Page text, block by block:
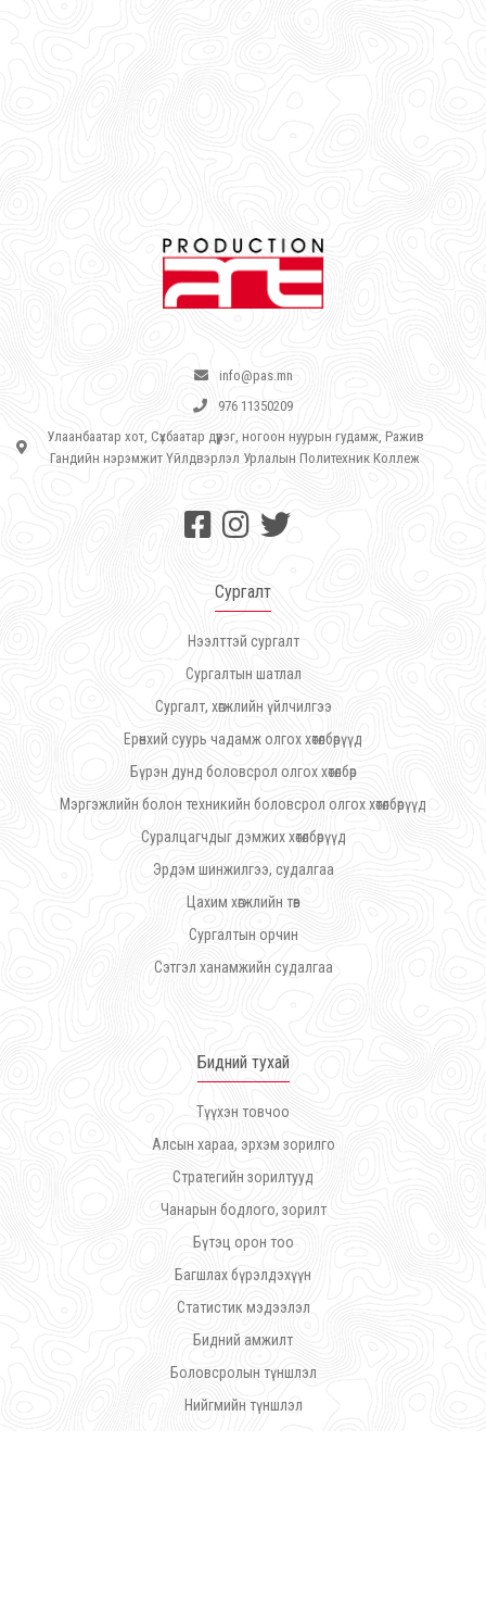
info@pas.mn
976 11350209
Улаанбаатар хот, Сүхбаатар дүүрэг, ногоон нуурын гудамж, Ражив
Гандийн нэрэмжит Үйлдвэрлэл Урлалын Политехник Коллеж
Сургалт
Нээлттэй сургалт
Сургалтын шатлал
Сургалт, хөгжлийн үйлчилгээ
Ерөнхий суурь чадамж олгох хөтөлбөрүүд
Бүрэн дунд боловсрол олгох хөтөлбөр
Мэргэжлийн болон техникийн боловсрол олгох хөтөлбөрүүд
Суралцагчдыг дэмжих хөтөлбөрүүд
Эрдэм шинжилгээ, судалгаа
Цахим хөгжлийн төв
Сургалтын орчин
Сэтгэл ханамжийн судалгаа
Бидний тухай
Түүхэн товчоо
Алсын хараа, эрхэм зорилго
Стратегийн зорилтууд
Чанарын бодлого, зорилт
Бүтэц орон тоо
Багшлах бүрэлдэхүүн
Статистик мэдээлэл
Бидний амжилт
Боловсролын түншлэл
Нийгмийн түншлэл